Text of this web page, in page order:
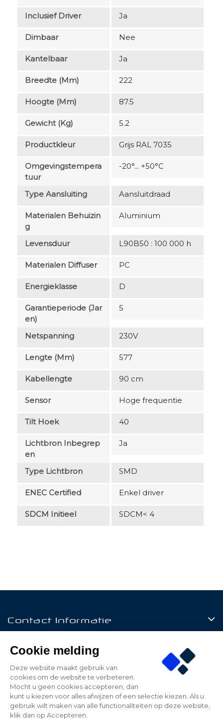
Inclusief Driver Ja
Dimbaar Nee
Kantelbaar Ja
Breedte (mm) 222
Hoogte (mm) 87.5
Gewicht (kg) 5.2
Productkleur Grijs RAL 7035
Omgevingstempera
Tuur
-20°... +50°C
Type Aansluiting Aansluitdraad
Materialen Behuizin
G
Aluminium
Levensduur L90B50 : 100 000 h
Materialen Diffuser PC
Energieklasse D
Garantieperiode (jar
En)
5
Netspanning 230V
Lengte (mm) 577
Kabellengte 90 cm
Sensor Hoge frequentie
Tilt Hoek 40
Lichtbron Inbegrep
En
Ja
Type Lichtbron SMD
ENEC Certified Enkel driver
SDCM Initieel SDCM< 4
Contact Informatie
Mijn Account
Cookie melding
Deze website maakt gebruik van
cookies om de website te verbeteren.
Mocht u geen cookies accepteren, dan
kunt u kiezen voor alles afwijzen of een selectie kiezen. Als u
gebruik wilt maken van alle functionaliteiten op deze website,
klik dan op Accepteren.